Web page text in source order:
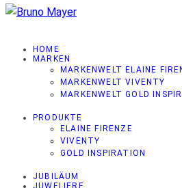
HOME
MARKEN
MARKENWELT ELAINE
MARKENWELT VIVENTY
MARKENWELT GOLD
PRODUKTE
ELAINE FIRENZE
VIVENTY
GOLD INSPIRATION
JUBILÄUM
JUWELIERE